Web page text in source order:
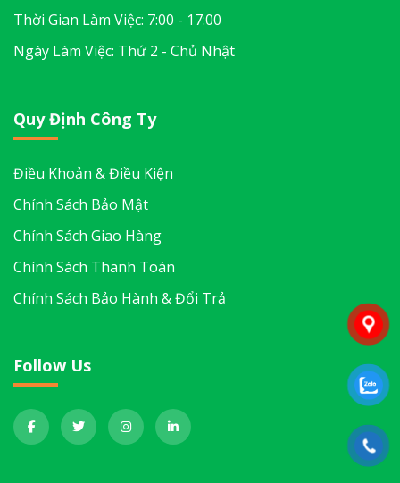
Thời Gian Làm Việc: 7:00 - 17:00
Ngày Làm Việc: Thứ 2 - Chủ Nhật
Quy Định Công Ty
Điều Khoản & Điều Kiện
Chính Sách Bảo Mật
Chính Sách Giao Hàng
Chính Sách Thanh Toán
Chính Sách Bảo Hành & Đổi Trả
Follow Us